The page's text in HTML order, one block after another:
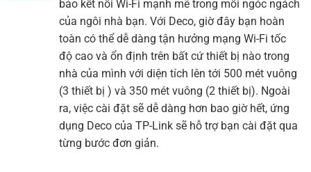
bảo kết nối Wi-Fi mạnh mẽ trong mỗi ngóc ngách
của ngôi nhà bạn. Với Deco, giờ đây bạn hoàn
toàn có thể dễ dàng tận hưởng mạng Wi-Fi tốc
độ cao và ổn định trên bất cứ thiết bị nào trong
nhà của mình với diện tích lên tới 500 mét vuông
(3 thiết bị ) và 350 mét vuông (2 thiết bị). Ngoài
ra, việc cài đặt sẽ dễ dàng hơn bao giờ hết, ứng
dụng Deco của TP-Link sẽ hỗ trợ bạn cài đặt qua
từng bước đơn giản.